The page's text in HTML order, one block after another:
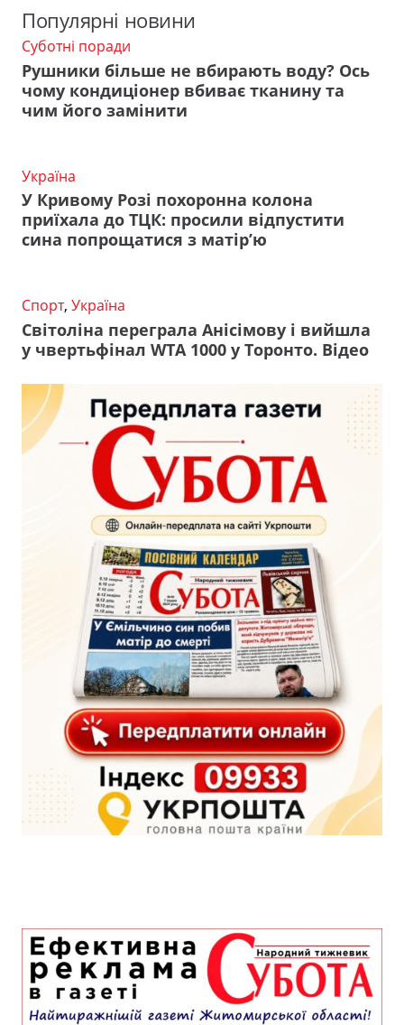
Популярні новини
Суботні поради
Рушники більше не вбирають воду? Ось
чому кондиціонер вбиває тканину та
чим його замінити
Україна
У Кривому Розі похоронна колона
приїхала до ТЦК: просили відпустити
сина попрощатися з матір’ю
Спорт, Україна
Світоліна переграла Анісімову і вийшла
у чвертьфінал WTA 1000 у Торонто. Відео